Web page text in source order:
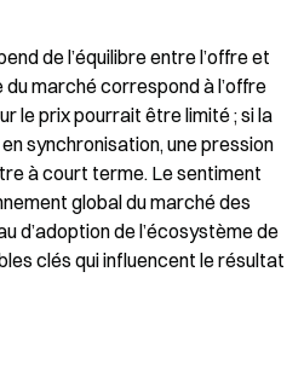
de l’équilibre entre l’offre et
du marché correspond à l’offre
le prix pourrait être limité ; si la
synchronisation, une pression
à court terme. Le sentiment
global du marché des
d’adoption de l’écosystème de
clés qui influencent le résultat